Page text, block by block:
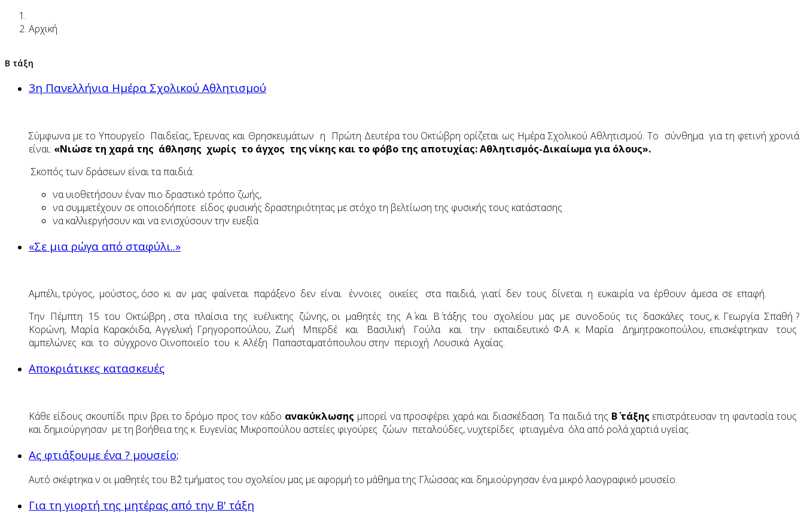
Αρχική
Β τάξη
3η Πανελλήνια Ημέρα Σχολικού Αθλητισμού
Σύμφωνα με το Υπουργείο Παιδείας, Έρευνας και Θρησκευμάτων η Πρώτη Δευτέρα του Οκτώβρη ορίζεται ως Ημέρα Σχολικού Αθλητισμού. Το σύνθημα για τη φετινή χρονιά
είναι: «Νιώσε τη χαρά της άθλησης χωρίς το άγχος της νίκης και το φόβο της αποτυχίας: Αθλητισμός-Δικαίωμα για όλους».
Σκοπός των δράσεων είναι τα παιδιά:
να υιοθετήσουν έναν πιο δραστικό τρόπο ζωής,
να συμμετέχουν σε οποιοδήποτε είδος φυσικής δραστηριότητας με στόχο τη βελτίωση της φυσικής τους κατάστασης
να καλλιεργήσουν και να ενισχύσουν την ευεξία
«Σε μια ρώγα από σταφύλι..»
Αμπέλι, τρύγος, μούστος, όσο κι αν μας φαίνεται παράξενο δεν είναι έννοιες οικείες στα παιδιά, γιατί δεν τους δίνεται η ευκαιρία να έρθουν άμεσα σε επαφή.
Την Πέμπτη 15 του Οκτώβρη , στα πλαίσια της ευέλικτης ζώνης, οι μαθητές της Α΄ και Β΄ τάξης του σχολείου μας με συνοδούς τις δασκάλες τους, κ. Γεωργία Σπαθή ?
Κορώνη, Μαρία Καρακόιδα, Αγγελική Γρηγοροπούλου, Ζωή Μπερδέ και Βασιλική Γούλα και την εκπαιδευτικό Φ.Α. κ. Μαρία Δημητρακοπούλου, επισκέφτηκαν τους
αμπελώνες και το σύγχρονο Οινοποιείο του κ. Αλέξη Παπασταματόπουλου στην περιοχή Λουσικά Αχαΐας.
Αποκριάτικες κατασκευές
Κάθε είδους σκουπίδι πριν βρει το δρόμο προς τον κάδο ανακύκλωσης μπορεί να προσφέρει χαρά και διασκέδαση. Τα παιδιά της Β΄ τάξης επιστράτευσαν τη φαντασία τους
και δημιούργησαν με τη βοήθεια της κ. Ευγενίας Μικροπούλου αστείες φιγούρες ζώων πεταλούδες, νυχτερίδες φτιαγμένα όλα από ρολά χαρτιά υγείας.
Ας φτιάξουμε ένα ? μουσείο;
Αυτό σκέφτηκα ν οι μαθητές του Β΄2 τμήματος του σχολείου μας με αφορμή το μάθημα της Γλώσσας και δημιούργησαν ένα μικρό λαογραφικό μουσείο.
Για τη γιορτή της μητέρας από την Β' τάξη